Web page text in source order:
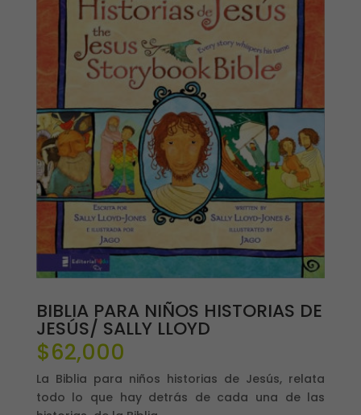
BIBLIA PARA NIÑOS HISTORIAS DE
JESÚS/ SALLY LLOYD
$62,000
La Biblia para niños historias de Jesús, relata
todo lo que hay detrás de cada una de las